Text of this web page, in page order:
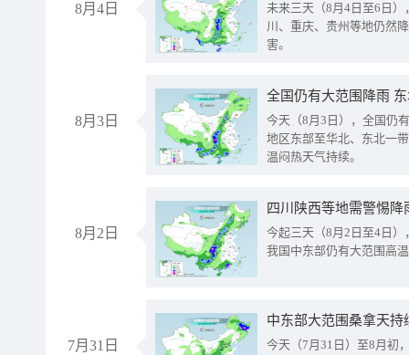
8月4日
未来三天（8月4日至6日
川、重庆、贵州等地仍然
害。
8月3日
全国仍有大范围降雨
今天（8月3日），全国仍
地区东部至华北、东北一
温闷热天气持续。
8月2日
今起三天（8月2日至4日
我国中东部仍有大范围高
7月31日
中东部大范围桑拿天
今天（7月31日）至8月初